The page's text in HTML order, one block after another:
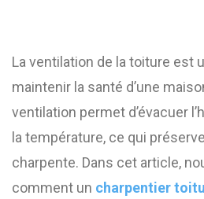
La ventilation de la toiture est
maintenir la santé d’une
ventilation permet d’évacuer
la température, ce qui
charpente. Dans cet article,
comment un charpentier